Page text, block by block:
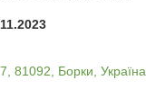
81092, Борки, Україна